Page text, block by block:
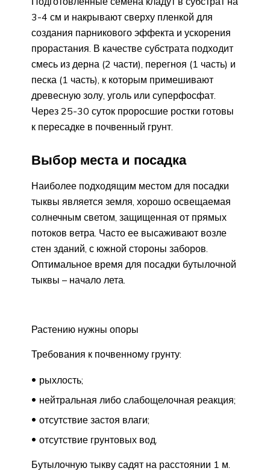
3-4 см и накрывают сверху пленкой для
создания парникового эффекта и ускорения
прорастания. В качестве субстрата подходит
смесь из дерна (2 части), перегноя (1 часть) и
песка (1 часть), к которым примешивают
древесную золу, уголь или суперфосфат.
Через 25-30 суток проросшие ростки готовы
к пересадке в почвенный грунт.
Выбор места и посадка
Наиболее подходящим местом для посадки
тыквы является земля, хорошо освещаемая
солнечным светом, защищенная от прямых
потоков ветра. Часто ее высаживают возле
стен зданий, с южной стороны заборов.
Оптимальное время для посадки бутылочной
тыквы – начало лета.
Растению нужны опоры
Требования к почвенному грунту:
рыхлость;
нейтральная либо слабощелочная реакция;
отсутствие застоя влаги;
отсутствие грунтовых вод.
Бутылочную тыкву садят на расстоянии 1 м.